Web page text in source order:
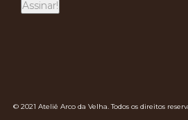
© 2021 Ateliê Arco da Velha. Todos os direitos